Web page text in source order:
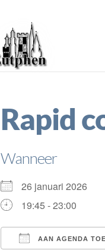
Rapid
Wanneer
26 januari 2026
19:45 - 23:00
AAN AGENDA